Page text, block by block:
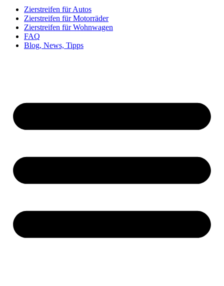
Zierstreifen für Autos
Zierstreifen für Motorräder
Zierstreifen für Wohnwagen
FAQ
Blog, News, Tipps